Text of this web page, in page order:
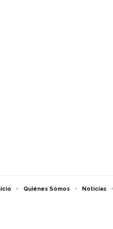
Quiénes Sómos Noticias